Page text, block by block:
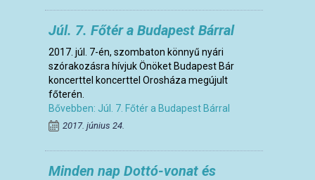
Júl. 7. Főtér a Budapest Bárral
2017. júl. 7-én, szombaton könnyű nyári
szórakozásra hívjuk Önöket Budapest Bár
koncerttel koncerttel Orosháza megújult
főterén.
Bővebben: Júl. 7. Főtér a Budapest Bárral
2017. június 24.
Minden nap Dottó-vonat és